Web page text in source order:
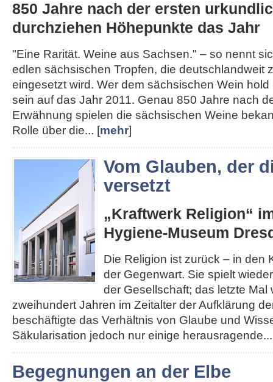
850 Jahre nach der ersten
durchziehen Höhepunkte das Jahr
"Eine Rarität. Weine aus Sachsen." – so nennt
edlen sächsischen Tropfen, die deutschlandweit
eingesetzt wird. Wer dem sächsischen Wein
sein auf das Jahr 2011. Genau 850 Jahre nach
Erwähnung spielen die sächsischen Weine
Rolle über die... [mehr]
Vom Glauben, der
versetzt
„Kraftwerk Religion“
Hygiene-Museum
Die Religion ist zurück – in den
der Gegenwart. Sie spielt
der Gesellschaft; das letzte Mal
zweihundert Jahren im Zeitalter der Aufklärung
beschäftigte das Verhältnis von Glaube und
Säkularisation jedoch nur einige
Begegnungen an der Elbe